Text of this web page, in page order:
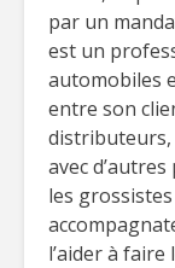
par un
est un
automobiles
entre son
avec
les
l’aider à